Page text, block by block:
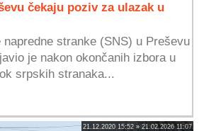
čekaju poziv za ulazak u
stranke (SNS) u Preševu
je nakon okončanih izbora u
srpskih stranaka...
21.12.2020 15:52 » 21.02.2026 11:07